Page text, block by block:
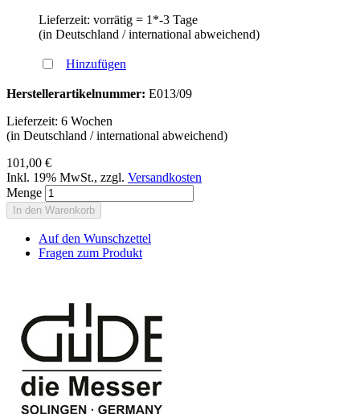
Lieferzeit: vorrätig = 1*-3 Tage
(in Deutschland / international abweichend)
Hinzufügen
Herstellerartikelnummer: E013/09
Lieferzeit: 6 Wochen
(in Deutschland / international abweichend)
101,00 €
Inkl. 19% MwSt., zzgl. Versandkosten
Menge
In den Warenkorb
Auf den Wunschzettel
Fragen zum Produkt